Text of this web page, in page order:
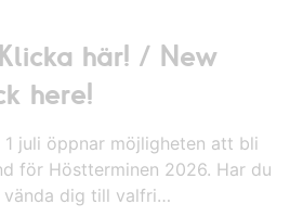
här! / New
here!
1 juli öppnar möjligheten att bli
för Höstterminen 2026. Har du
vända dig till valfri…